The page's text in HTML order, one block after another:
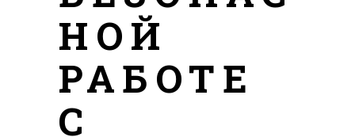
НОЙ
РАБОТЕ
С